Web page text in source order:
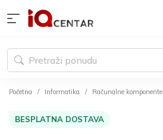
Početna Informatika Računalne komponente
BESPLATNA DOSTAVA